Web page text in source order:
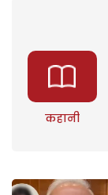
कहानी